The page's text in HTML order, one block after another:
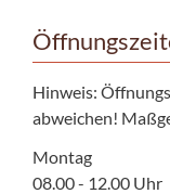
Hinweis:
abweichen!
Montag
08.00 - 12.00 Uhr